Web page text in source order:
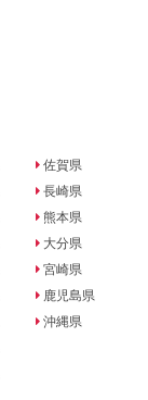
佐賀県
長崎県
熊本県
大分県
宮崎県
鹿児島県
沖縄県